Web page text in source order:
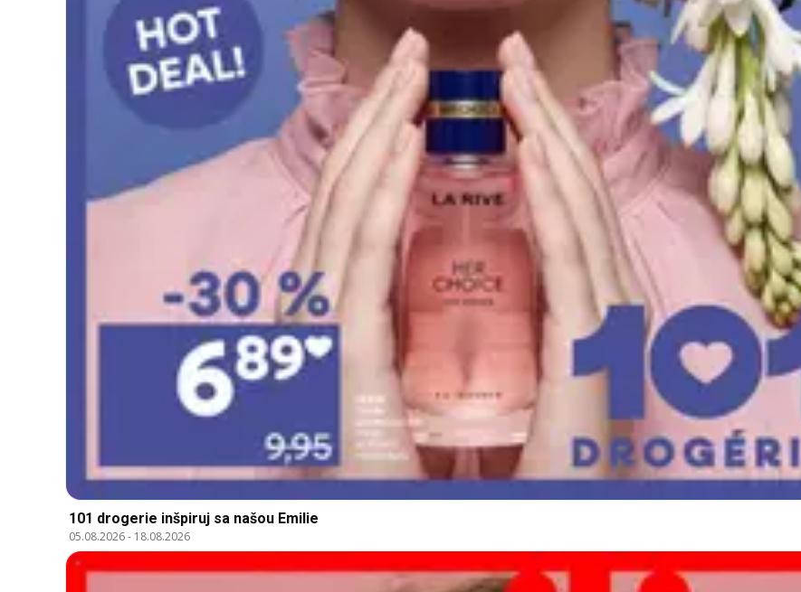
101 drogerie inšpiruj sa našou Emilie
05.08.2026- 18.08.2026